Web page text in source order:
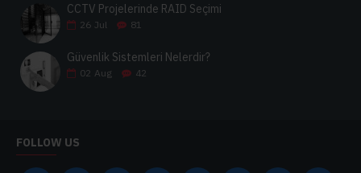
CCTV Projelerinde RAID Seçimi
26 Jul 81
Güvenlik Sistemleri Nelerdir?
02 Aug 42
FOLLOW US